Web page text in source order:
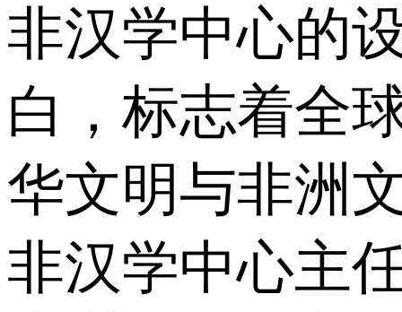
非汉学中心的
白，标志着全
华文明与非洲
非汉学中心主